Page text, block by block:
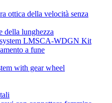
ottica della velocità senza
della lunghezza
system LMSCA-WDGN Kit
a fune
with gear wheel